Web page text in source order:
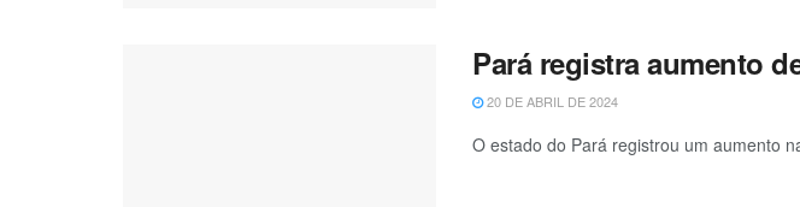
Pará registra aumento
20 DE ABRIL DE 2024
O estado do Pará registrou um aumento